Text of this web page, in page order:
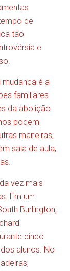
de
tão
e
mudança é a
familiares
da abolição
podem
maneiras,
sala de aula,
vez mais
Em um
Burlington,
cinco
alunos. No